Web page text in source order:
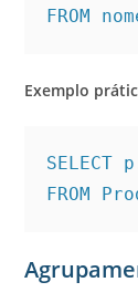
FROM
Exemplo
SELECT
FROM